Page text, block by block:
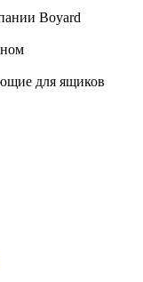
Boyard
для ящиков